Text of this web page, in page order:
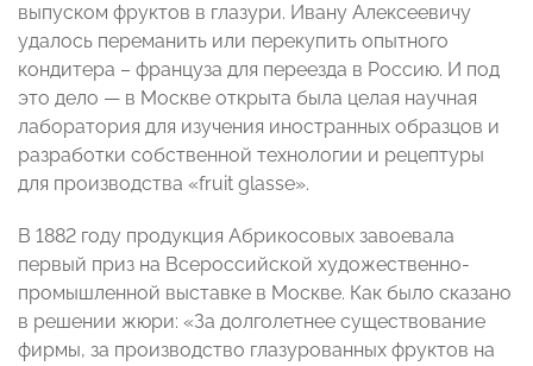
выпуском фруктов в глазури. Ивану Алексеевичу
удалось переманить или перекупить опытного
кондитера – француза для переезда в Россию. И под
это дело — в Москве открыта была целая научная
лаборатория для изучения иностранных образцов и
разработки собственной технологии и рецептуры
для производства «fruit glassе».
В 1882 году продукция Абрикосовых завоевала
первый приз на Всероссийской художественно-
промышленной выставке в Москве. Как было сказано
в решении жюри: «За долголетнее существование
фирмы, за производство глазурованных фруктов на